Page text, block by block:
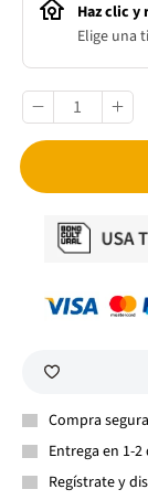
Haz clic y
Elige una
Compra segura
Entrega en 1-
Regístrate y